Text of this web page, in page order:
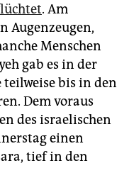
. Am
Augenzeugen,
Menschen
gab es in der
bis in den
Dem voraus
des israelischen
einen
tief in den